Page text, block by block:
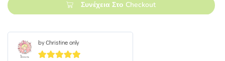
Συνέχεια Στο Checkout
by Christine only